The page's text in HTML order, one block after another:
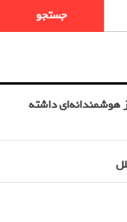
هوشمندانه‌ای داشته